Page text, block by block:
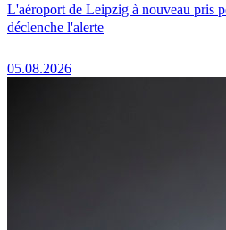
L'aéroport de Leipzig à nouveau pris
déclenche l'alerte
05.08.2026